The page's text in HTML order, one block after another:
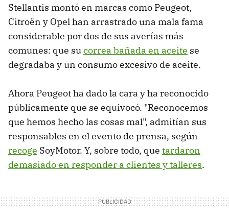
Stellantis montó en marcas como Peugeot,
Citroën y Opel han arrastrado una mala fama
considerable por dos de sus averías más
comunes: que sucorrea bañada en aceite se
degradaba y un consumo excesivo de aceite.
Ahora Peugeot ha dado la cara y ha reconocido
públicamente que se equivocó. "Reconocemos
que hemos hecho las cosas mal", admitían sus
responsables en el evento de prensa, según
recoge SoyMotor. Y, sobre todo, que tardaron
demasiado en responder a clientes y talleres.